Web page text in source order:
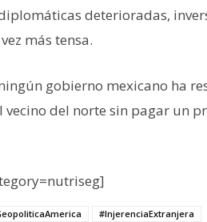
deterioradas,
más tensa.
gobierno mexicano ha
del norte sin pagar un
#InjerenciaExtranjera